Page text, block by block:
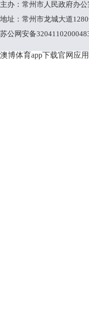
主办：常州市人民政府办
地址：常州市龙城大道
苏公网安备
澳博体育app下载官网应用